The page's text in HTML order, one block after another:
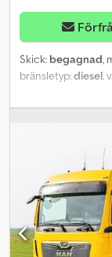
Skick: begagnad,
bränsletyp:diesel,
stabilitetsprogram
elektriskt
pickup),
bakrutor (65 %),
vinterdäck
utrustning: Crjdpsx